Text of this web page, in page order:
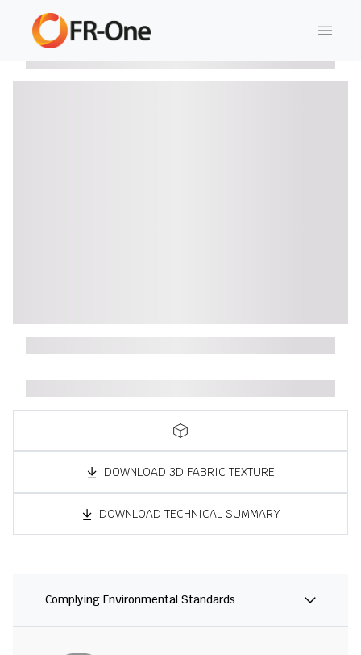
DOWNLOAD 3D FABRIC TEXTURE
DOWNLOAD TECHNICAL SUMMARY
Complying Environmental Standards